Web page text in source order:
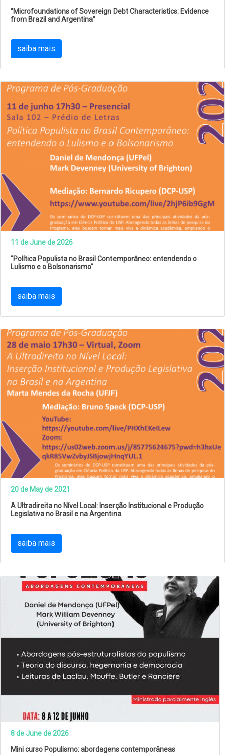
"Microfoundations of Sovereign Debt Characteristics: Evidence
from Brazil and Argentina"
saiba mais
11 de June de 2026
"Política Populista no Brasil Contemporâneo: entendendo o
Lulismo e o Bolsonarismo"
saiba mais
20 de May de 2021
A Ultradireita no Nível Local: Inserção Institucional e Produção
Legislativa no Brasil e na Argentina
saiba mais
8 de June de 2026
Mini curso Populismo: abordagens contemporâneas